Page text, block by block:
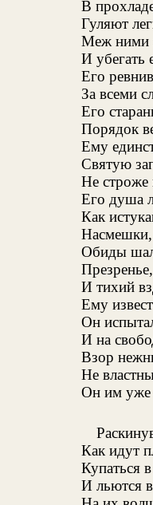
В
Гуляют
Меж ними
И убегать
Его
За всеми
Его
Порядок
Ему
Святую
Не строже
Его душа
Как
Насмешки,
Обиды
И тихий
Ему
Он
И на
Взор
Не
Он им уже
Как идут
Купаться
И льются